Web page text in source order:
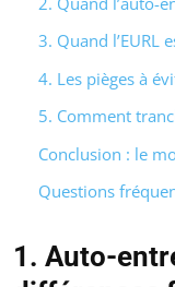
3. Quand l’EURL
4. Les pièges à
5. Comment
Conclusion : le
Questions
1. Auto-